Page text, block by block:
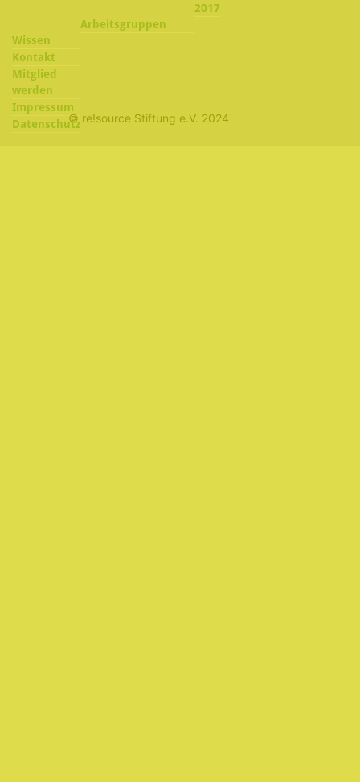
2017
Arbeitsgruppen
Wissen
Kontakt
Mitglied
werden
Impressum
Datenschutz© re!source Stiftung e.V. 2024